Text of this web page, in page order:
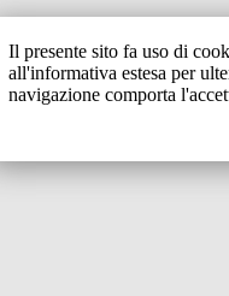
Il presente sito fa uso di
all'informativa estesa per
navigazione comporta